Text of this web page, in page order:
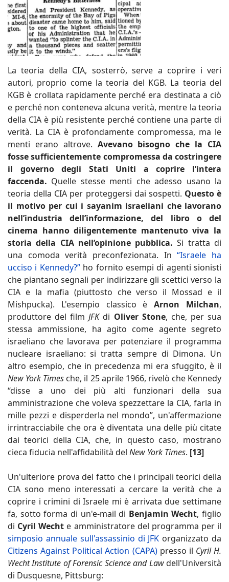
La teoria della CIA, sosterrò, serve a coprire i veri
autori, proprio come la teoria del KGB. La teoria del
KGB è crollata rapidamente perché era destinata a ciò
e perché non conteneva alcuna verità, mentre la teoria
della CIA è più resistente perché contiene una parte di
verità. La CIA è profondamente compromessa, ma le
menti erano altrove. Avevano bisogno che la CIA
fosse sufficientemente compromessa da costringere
il governo degli Stati Uniti a coprire l’intera
faccenda. Quelle stesse menti che adesso usano la
teoria della CIA per proteggersi dai sospetti. Questo è
il motivo per cui i sayanim israeliani che lavorano
nell’industria dell’informazione, del libro o del
cinema hanno diligentemente mantenuto viva la
storia della CIA nell’opinione pubblica. Si tratta di
una comoda verità preconfezionata. In“Israele ha
ucciso i Kennedy?”ho fornito esempi di agenti sionisti
che piantano segnali per indirizzare gli scettici verso la
CIA e la mafia (piuttosto che verso il Mossad e il
Mishpucka). L'esempio classico èArnon Milchan,
produttore del filmJFKdi Oliver Stone, che, per sua
stessa ammissione, ha agito come agente segreto
israeliano che lavorava per potenziare il programma
nucleare israeliano: si tratta sempre di Dimona. Un
altro esempio, che in precedenza mi era sfuggito, è il
New York Times che, il 25 aprile 1966, rivelò che Kennedy
“disse a uno dei più alti funzionari della sua
amministrazione che voleva spezzettare la CIA, farla in
mille pezzi e disperderla nel mondo”, un'affermazione
irrintracciabile che ora è diventata una delle più citate
dai teorici della CIA, che, in questo caso, mostrano
cieca fiducia nell'affidabilità del New York Times. [13]
Un'ulteriore prova del fatto che i principali teorici della
CIA sono meno interessati a cercare la verità che a
coprire i crimini di Israele mi è arrivata due settimane
fa, sotto forma di un'e-mail di Benjamin Wecht, figlio
di Cyril Wecht e amministratore del programma per il
simposio annuale sull'assassinio di JFK organizzato da
Citizens Against Political Action (CAPA)presso il Cyril H.
Wecht Institute of Forensic Science and Lawdell'Università
di Dusquesne, Pittsburg: